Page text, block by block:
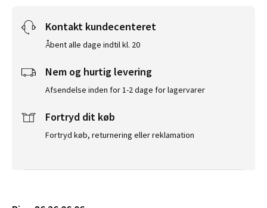
Kontakt kundecenteret
Åbent alle dage indtil kl. 20
Nem og hurtig levering
Afsendelse inden for 1-2 dage for lagervarer
Fortryd dit køb
Fortryd køb, returnering eller reklamation